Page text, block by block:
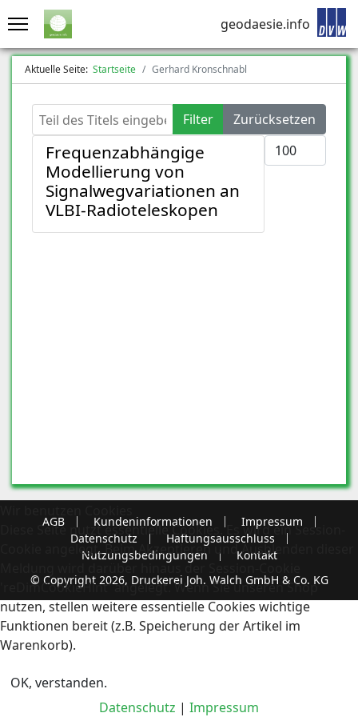
geodaesie.info
Aktuelle Seite: Startseite Gerhard Kronschnabl
Teil des Titels eingeben Filter
Zurücksetzen
Anzeige #
Frequenzabhängige
Modellierung von
Signalwegvariationen an
VLBI-Radioteleskopen
AGB Kundeninformationen
Impressum
Datenschutz
Haftungsausschluss
Nutzungsbedingungen
Kontakt
© Copyright 2026, Druckerei Joh. Walch GmbH & Co. KG
Diese Seite nutzt essentielle Cookies. Es wird ein Session-
Cookie angelegt. Beim Akzeptieren und Ausblenden dieser
Meldung wird darüber hinaus der Session-Cookie
'reDimCookieHint' angelegt. Wenn Sie unseren Shop
nutzen, stellen weitere essentielle Cookies wichtige
Funktionen bereit (z.B. Speicherung der Artikel im
Warenkorb).
OK, verstanden.
Datenschutz | Impressum